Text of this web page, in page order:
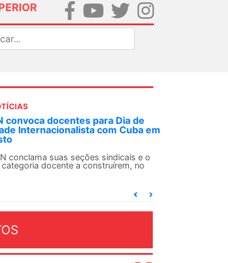
convoca docentes para Dia de
Internacionalista com Cuba em
conclama suas seções sindicais e o
docente a construírem, no